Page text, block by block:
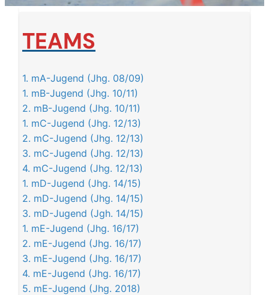
TEAMS
1. mA-Jugend (Jhg. 08/09)
1. mB-Jugend (Jhg. 10/11)
2. mB-Jugend (Jhg. 10/11)
1. mC-Jugend (Jhg. 12/13)
2. mC-Jugend (Jhg. 12/13)
3. mC-Jugend (Jhg. 12/13)
4. mC-Jugend (Jhg. 12/13)
1. mD-Jugend (Jhg. 14/15)
2. mD-Jugend (Jhg. 14/15)
3. mD-Jugend (Jgh. 14/15)
1. mE-Jugend (Jhg. 16/17)
2. mE-Jugend (Jhg. 16/17)
3. mE-Jugend (Jhg. 16/17)
4. mE-Jugend (Jhg. 16/17)
5. mE-Jugend (Jhg. 2018)